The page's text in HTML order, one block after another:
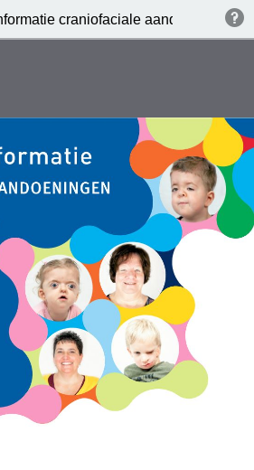
craniofaciale aandoeningen